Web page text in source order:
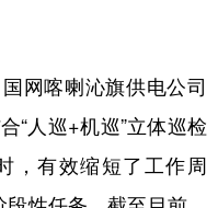
河北 山西
上海 江苏
福建 江西
网喀喇沁旗供电公司
“人巡+机巡”立体巡检
，有效缩短了工作周